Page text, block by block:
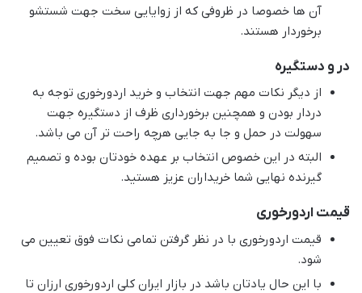
آن ها خصوصا در ظروفی که از زوایایی سخت جهت شستشو
برخوردار هستند.
در و دستگیره
از دیگر نکات مهم جهت انتخاب و خرید اردورخوری توجه به
دردار بودن و همچنین برخورداری ظرف از دستگیره جهت
سهولت در حمل و جا به جایی هرچه راحت تر آن می باشد.
البته در این خصوص انتخاب بر عهده خودتان بوده و تصمیم
گیرنده نهایی شما خریداران عزیز هستید.
قیمت اردورخوری
قیمت اردورخوری با در نظر گرفتن تمامی نکات فوق تعیین می
شود.
با این حال یادتان باشد در بازار ایران کلی اردورخوری ارزان تا